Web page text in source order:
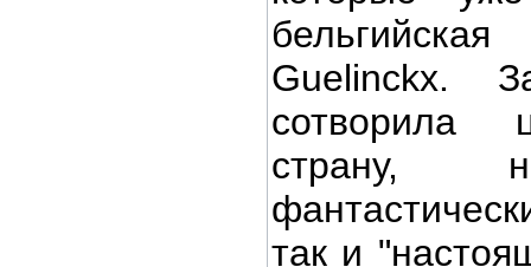
Guelinckx.
сотворила
страну,
так и